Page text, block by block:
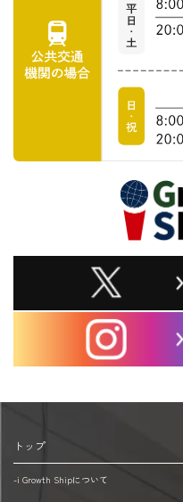
通
機
の
博
方
鉄
港
線
祇
越
の
場
iGS
パ
トップ
-i Growth Shipについて